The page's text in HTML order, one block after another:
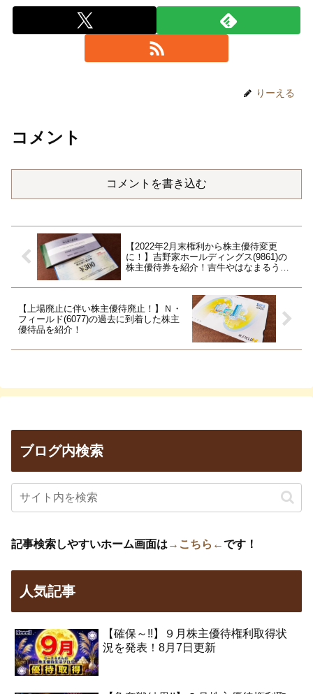
りーえる
コメント
コメントを書き込む
【2022年2月末権利から株主優待変更
に！】吉野家ホールディングス(9861)の
株主優待券を紹介！吉牛やはなまるうど
【上場廃止に伴い株主優待廃止！】Ｎ・
フィールド(6077)の過去に到着した株主
優待品を紹介！
ブログ内検索
記事検索しやすいホーム画面は→こちら←です！
人気記事
【確保～!!】９月株主優待権利取得状
況を発表！8月7日更新